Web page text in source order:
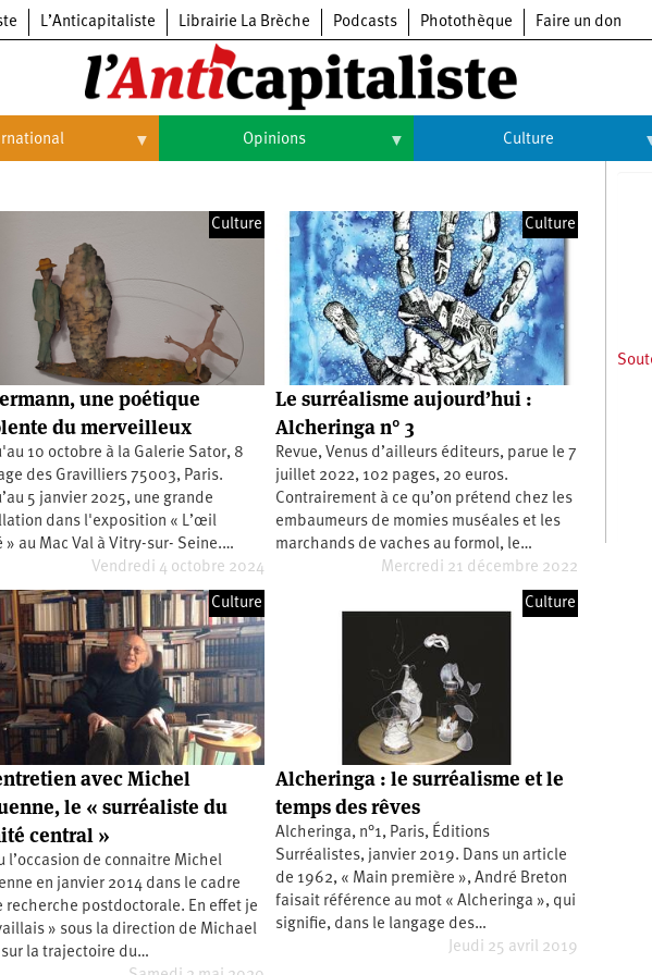
L’Anticapitaliste Librairie La Brèche Podcasts Photothèque Faire un don
Opinions
Histoire
Culture
Arts
Cinéma
Expositions
Livres
Musique
Culture
une poétique
du merveilleux
10 octobre à la Galerie Sator, 8
des Gravilliers 75003, Paris.
5 janvier 2025, une grande
dans l'exposition « L’œil
» au Mac Val à Vitry-sur- Seine.…
Vendredi 4 octobre 2024
Culture
Le surréalisme aujourd’hui :
Alcheringa n° 3
Revue, Venus d’ailleurs éditeurs, parue le 7
juillet 2022, 102 pages, 20 euros.
Contrairement à ce qu’on prétend chez les
embaumeurs de momies muséales et les
marchands de vaches au formol, le…
Mercredi 21 décembre 2022
Culture
avec Michel
le « surréaliste du
central »
l’occasion de connaitre Michel
en janvier 2014 dans le cadre
recherche postdoctorale. En effet je
» sous la direction de Michael
sur la trajectoire du…
Culture
Alcheringa : le surréalisme et le
temps des rêves
Alcheringa, n°1, Paris, Éditions
Surréalistes, janvier 2019. Dans un article
de 1962, « Main première », André Breton
faisait référence au mot « Alcheringa », qui
signifie, dans le langage des…
Jeudi 25 avril 2019